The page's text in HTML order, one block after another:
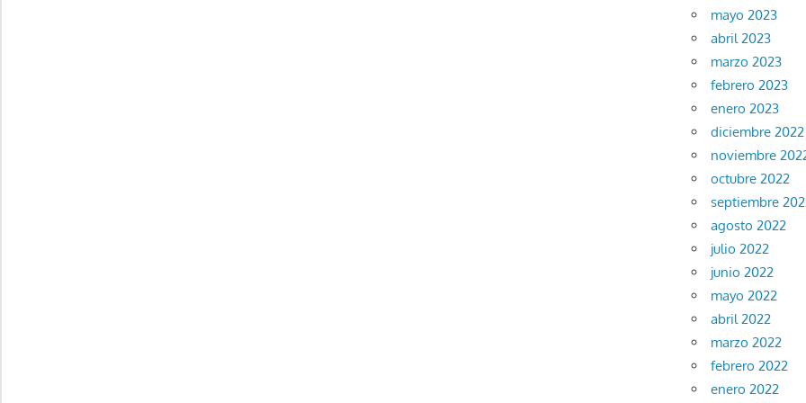
mayo 2023
abril 2023
marzo 2023
febrero 2023
enero 2023
diciembre 2022
noviembre
octubre 2022
septiembre
agosto 2022
julio 2022
junio 2022
mayo 2022
abril 2022
marzo 2022
febrero 2022
enero 2022